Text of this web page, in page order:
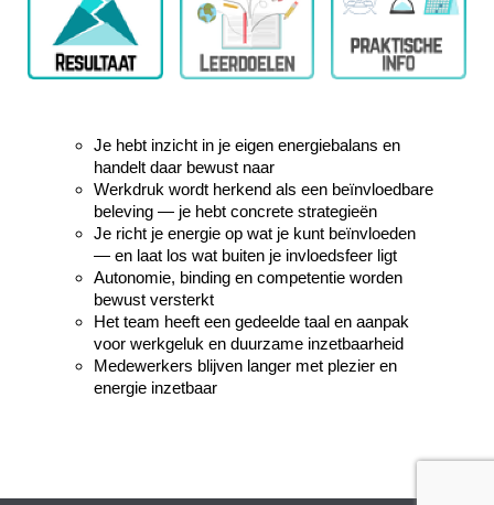
Je hebt inzicht in je eigen energiebalans en
handelt daar bewust naar
Werkdruk wordt herkend als een beïnvloedbare
beleving — je hebt concrete strategieën
Je richt je energie op wat je kunt beïnvloeden
— en laat los wat buiten je invloedsfeer ligt
Autonomie, binding en competentie worden
bewust versterkt
Het team heeft een gedeelde taal en aanpak
voor werkgeluk en duurzame inzetbaarheid
Medewerkers blijven langer met plezier en
energie inzetbaar